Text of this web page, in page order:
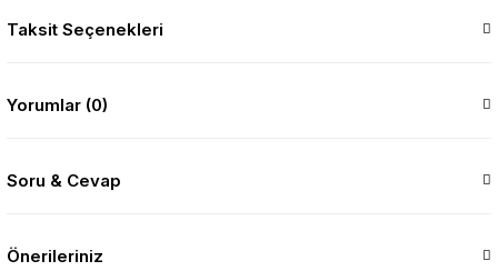
Taksit Seçenekleri
Yorumlar (0)
Soru & Cevap
Önerileriniz